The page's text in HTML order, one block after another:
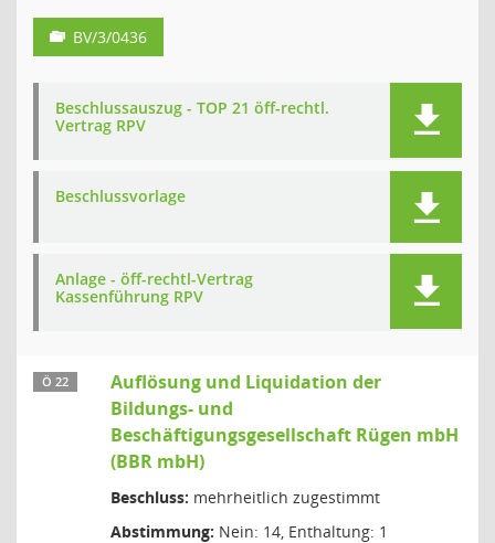
BV/3/0436
Beschlussauszug - TOP 21 öff-rechtl.
Vertrag RPV
Beschlussvorlage
Anlage - öff-rechtl-Vertrag
Kassenführung RPV
Ö 22
Auflösung und Liquidation der
Bildungs- und
Beschäftigungsgesellschaft Rügen mbH
(BBR mbH)
Beschluss: mehrheitlich zugestimmt
Abstimmung: Nein: 14, Enthaltung: 1